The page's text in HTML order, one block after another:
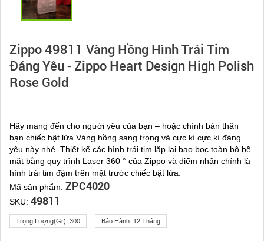
Zippo 49811 Vàng Hồng Hình Trái Tim
Đáng Yêu - Zippo Heart Design High Polish
Rose Gold
Hãy mang đến cho người yêu của bạn – hoặc chính bản thân
bạn chiếc bật lửa Vàng hồng sang trọng và cực kì cực kì đáng
yêu này nhé. Thiết kế các hình trái tim lặp lại bao bọc toàn bộ bề
mặt bằng quy trình Laser 360 ° của Zippo và điểm nhấn chính là
hình trái tim đậm trên mặt trước chiếc bật lửa.
Mã sản phẩm: ZPC4020
SKU: 49811
Trọng Lượng(gr): 300 Bảo Hành: 12 Tháng